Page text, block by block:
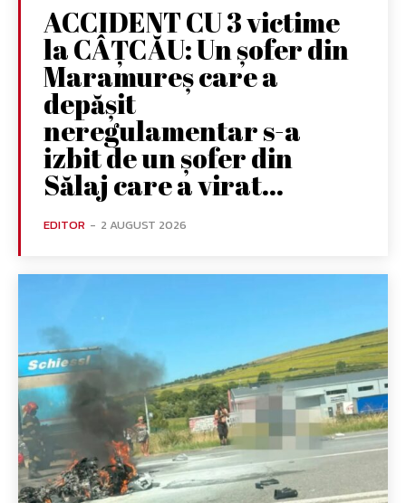
ACCIDENT CU 3 victime
la CÂȚCĂU: Un șofer din
Maramureș care a
depășit
neregulamentar s-a
izbit de un șofer din
Sălaj care a virat...
EDITOR - 2 AUGUST 2026